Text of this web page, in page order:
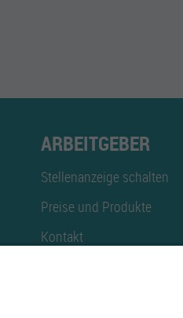
ARBEITGEBER
Stellenanzeige schalten
Preise und Produkte
Kontakt